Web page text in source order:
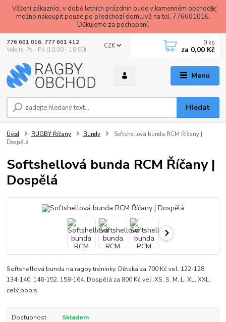
Vážení zákazníci, v době letních prázdnin bude v kamenném obchodě
možno nakoupit pouze po předchozí domluvě na tel. 776601016.
Děkujeme za pochopení.
Menu
CZK
Hledat
776 601 016, 777 601 412
Volejte: Po - Pá (10:00 - 18:00)
0 ks
za 0,00 Kč
Úvod RUGBY Říčany Bundy
Softshellová bunda RCM Říčany |
Dospělá
Softshellová bunda RCM Říčany |
Dospělá
Softshellová bunda na ragby tréninky. Dětská za 700 Kč vel. 122-128,
134-140, 146-152, 158-164. Dospělá za 800 Kč vel. XS, S, M, L, XL, XXL.
celý popis
Dostupnost
Skladem